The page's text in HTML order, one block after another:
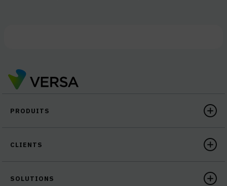
PRODUITS
CLIENTS
SOLUTIONS